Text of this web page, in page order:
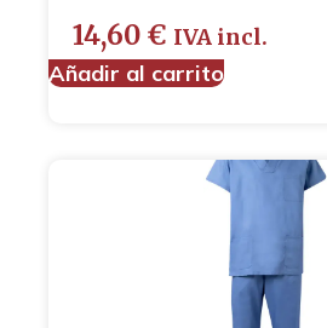
14,60 € IVA incl.
Añadir al carrito